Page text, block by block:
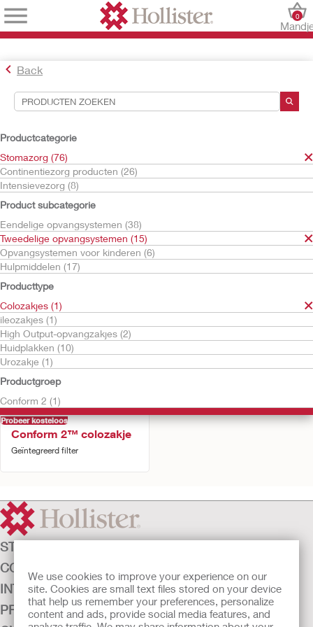
We use cookies to improve your experience on our
site. Cookies are small text files stored on your device
that help us remember your preferences, personalize
content and ads, provide social media features, and
0
Back
Productcategorie
Stomazorg (76)
Continentiezorg producten (26)
Intensievezorg (8)
Product subcategorie
Eendelige opvangsystemen (38)
Tweedelige opvangsystemen (15)
Opvangsystemen voor kinderen (6)
Hulpmiddelen (17)
Producttype
Colozakjes (1)
ileozakjes (1)
High Output-opvangzakjes (2)
Huidplakken (10)
Urozakje (1)
Productgroep
Conform 2 (1)
Hulpmiddelen voor zoekopdrachten
Uw selecties:
Stomazorg
Tweedelige opvangsystemen
Colozakjes
Uw selectie komt overeen met
Sorteren op:
Probeer kosteloos
Conform 2™ colozakje
Geïntegreerd filter
STOMAZORG
CONTINENTIEZORG
INTENSIEVE ZORG
PRODUCTEN